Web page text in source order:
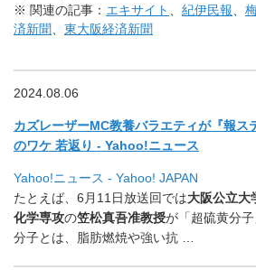
※ 関連の記事： エキサイト 、 紀伊民報、
済新聞、 東大阪経済新聞
2024.08.06
カズレーザーMC教養バラエティが『報ス
のワケ 若返り - Yahoo!ニュース
Yahoo!ニュース - Yahoo! JAPAN
たとえば、6月11日放送回では大阪公立大
化学専攻の笠松真吾准教授が「超硫黄分子
分子とは、脂肪燃焼や強い抗 …